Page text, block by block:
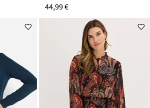
44,99 €